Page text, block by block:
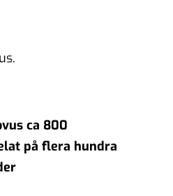
ca 800
på flera hundra